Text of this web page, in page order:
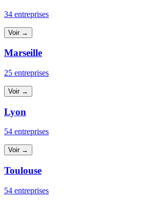
34 entreprises
Voir →
Marseille
25 entreprises
Voir →
Lyon
54 entreprises
Voir →
Toulouse
54 entreprises